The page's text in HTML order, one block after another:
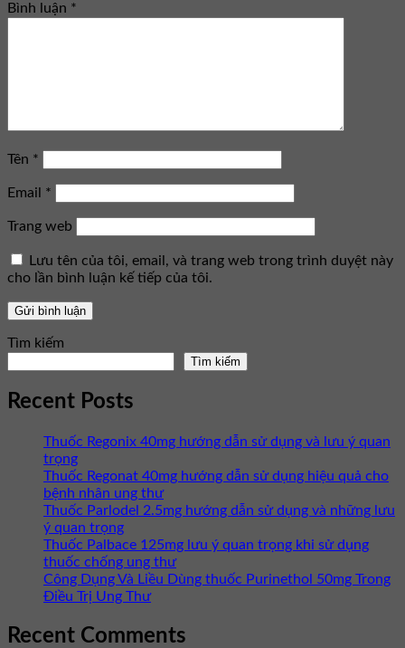
Bình luận *
Tên *
Email *
Trang web
Lưu tên của tôi, email, và trang web trong trình duyệt này
cho lần bình luận kế tiếp của tôi.
Tìm kiếm
Tìm kiếm
Recent Posts
Thuốc Regonix 40mg hướng dẫn sử dụng và lưu ý quan
trọng
Thuốc Regonat 40mg hướng dẫn sử dụng hiệu quả cho
bệnh nhân ung thư
Thuốc Parlodel 2.5mg hướng dẫn sử dụng và những lưu
ý quan trọng
Thuốc Palbace 125mg lưu ý quan trọng khi sử dụng
thuốc chống ung thư
Công Dụng Và Liều Dùng thuốc Purinethol 50mg Trong
Điều Trị Ung Thư
Recent Comments